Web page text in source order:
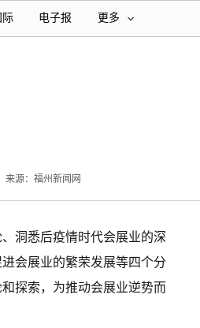
际 电子报 更多
来源：福州新闻网
洞悉后疫情时代会展业的深
会展业的繁荣发展等四个分
探索，为推动会展业逆势而